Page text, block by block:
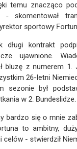
temu znacząco
- skomentował
sportowy
długi kontrakt
ujawnione.
bluzę z numerem
26-letni
sezonie był
w 2. Bundeslidze.
bardzo się o mnie
to ambitny,
- stwierdził